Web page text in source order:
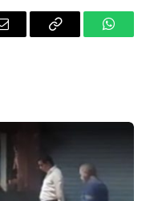
Email
Copy